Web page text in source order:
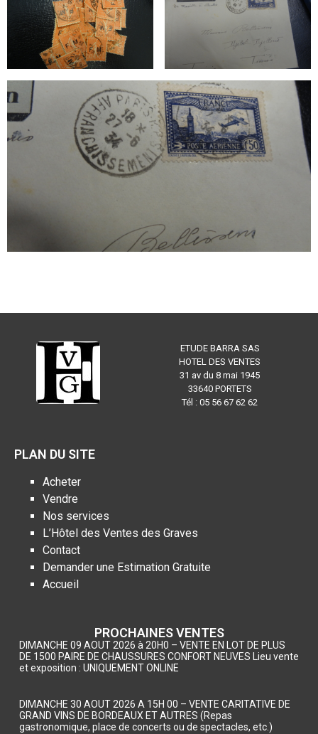
ETUDE BARRA SAS
HOTEL DES VENTES
31 av du 8 mai 1945
33640 PORTETS
Tél : 05 56 67 62 62
PLAN DU SITE
Acheter
Vendre
Nos services
L’Hôtel des Ventes des Graves
Contact
Demander une Estimation Gratuite
Accueil
PROCHAINES VENTES
DIMANCHE 09 AOUT 2026 à 20H0 – VENTE EN LOT DE PLUS
DE 1500 PAIRE DE CHAUSSURES CONFORT NEUVES Lieu vente
et exposition : UNIQUEMENT ONLINE
DIMANCHE 30 AOUT 2026 A 15H 00 – VENTE CARITATIVE DE
GRAND VINS DE BORDEAUX ET AUTRES (Repas
gastronomique, place de concerts ou de spectacles, etc.)